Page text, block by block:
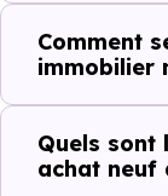
C'est souvent la
prix à
(68720) :
Comment
immobilier
Quels
achat neuf